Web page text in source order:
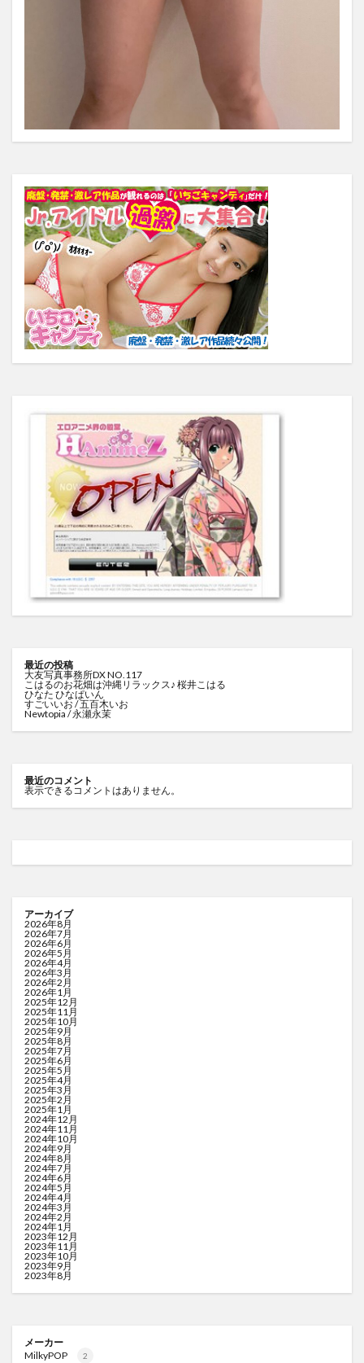
最近の投稿
大友写真事務所DX NO.117
こはるのお花畑は沖縄リラックス♪ 桜井こはる
ひなた ひなぱいん
すごいいお / 五百木いお
Newtopia / 永瀬永茉
最近のコメント
表示できるコメントはありません。
アーカイブ
2026年8月
2026年7月
2026年6月
2026年5月
2026年4月
2026年3月
2026年2月
2026年1月
2025年12月
2025年11月
2025年10月
2025年9月
2025年8月
2025年7月
2025年6月
2025年5月
2025年4月
2025年3月
2025年2月
2025年1月
2024年12月
2024年11月
2024年10月
2024年9月
2024年8月
2024年7月
2024年6月
2024年5月
2024年4月
2024年3月
2024年2月
2024年1月
2023年12月
2023年11月
2023年10月
2023年9月
2023年8月
メーカー
MilkyPOP
2